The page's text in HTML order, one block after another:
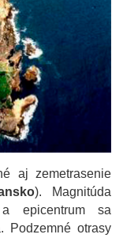
aj zemetrasenie
). Magnitúda
epicentrum sa
Podzemné otrasy